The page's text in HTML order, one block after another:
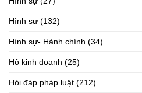
Hình sự (132)
Hình sự- Hành chính (34)
Hộ kinh doanh (25)
Hỏi đáp pháp luật (212)